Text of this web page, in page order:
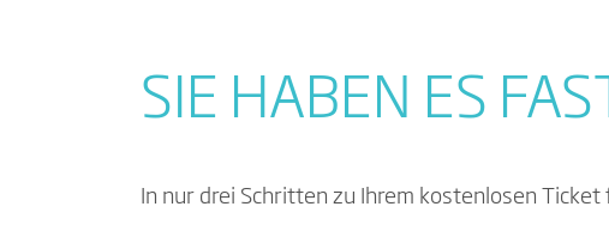
SIE HABEN ES
In nur drei Schritten zu Ihrem kostenlosen